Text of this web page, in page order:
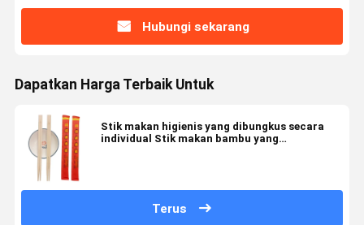
Hubungi sekarang
Dapatkan Harga Terbaik Untuk
Stik makan higienis yang dibungkus secara
individual Stik makan bambu yang
Terus